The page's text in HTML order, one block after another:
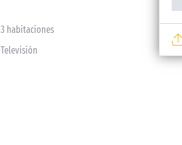
3 habitaciones
Televisión